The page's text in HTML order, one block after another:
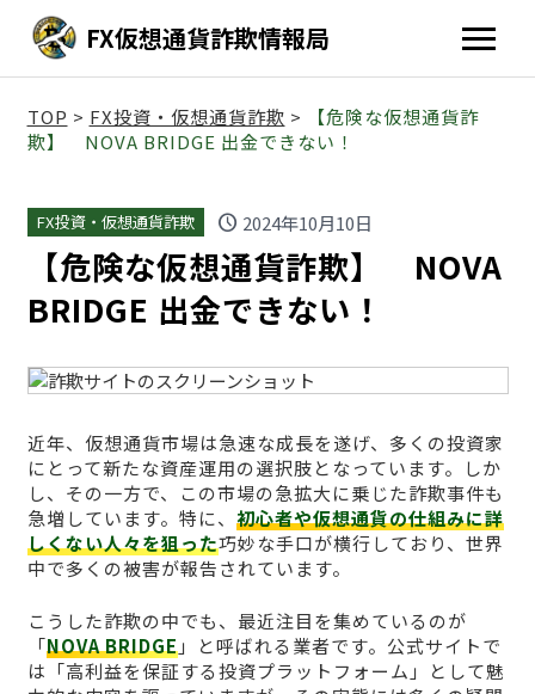
FX仮想通貨詐欺情報局
TOP > FX投資・仮想通貨詐欺 >
【危険な仮想通貨詐
欺】 NOVA BRIDGE 出金できない！
FX投資・仮想通貨詐欺 schedule 2024年10月10日
【危険な仮想通貨詐欺】 NOVA
BRIDGE 出金できない！
近年、仮想通貨市場は急速な成長を遂げ、多くの投資家
にとって新たな資産運用の選択肢となっています。しか
し、その一方で、この市場の急拡大に乗じた詐欺事件も
急増しています。特に、 初心者や仮想通貨の仕組みに詳
しくない人々を狙った巧妙な手口が横行しており、世界
中で多くの被害が報告されています。
こうした詐欺の中でも、最近注目を集めているのが
「NOVA BRIDGE」と呼ばれる業者です。公式サイトで
は「高利益を保証する投資プラットフォーム」として魅